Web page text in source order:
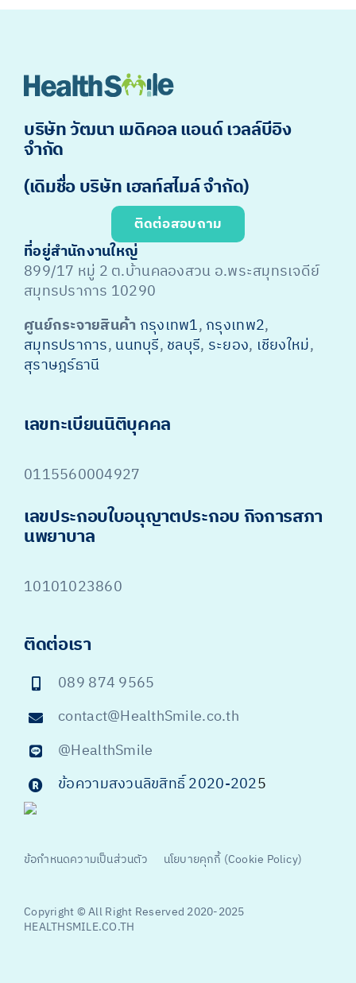
บริษัท วัฒนา เมดิคอล แอนด์ เวลล์บีอิง
จำกัด
(เดิมชื่อ บริษัท เฮลท์สไมล์ จำกัด)
ติดต่อสอบถาม
ที่อยู่สำนักงานใหญ่
899/17 หมู่ 2 ต.บ้านคลองสวน อ.พระสมุทรเจดีย์
สมุทรปราการ 10290
ศูนย์กระจายสินค้า กรุงเทพ1, กรุงเทพ2,
สมุทรปราการ, นนทบุรี, ชลบุรี, ระยอง, เชียงใหม่,
สุราษฎร์ธานี
เลขทะเบียนนิติบุคคล
0115560004927
เลขประกอบใบอนุญาตประกอบ กิจการสภา
นพยาบาล
10101023860
ติดต่อเรา
089 874 9565
contact@HealthSmile.co.th
@HealthSmile
ข้อความสงวนลิขสิทธิ์ 2020-2025
ข้อกำหนดความเป็นส่วนตัว นโยบายคุกกี้ (Cookie Policy)
Copyright © All Right Reserved 2020-2025
HEALTHSMILE.CO.TH